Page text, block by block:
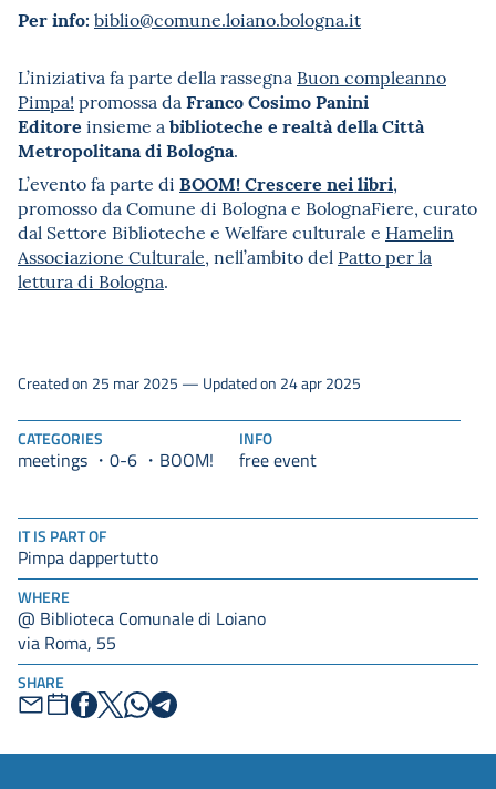
IT IS PART OF
Pimpa dappertutto
WHERE
@ Biblioteca Comunale di Loiano
via Roma, 55
SHARE
Per info: biblio@comune.loiano.bologna.it
L’iniziativa fa parte della rassegna Buon compleanno
Pimpa! promossa da Franco Cosimo Panini
Editore insieme a biblioteche e realtà della Città
Metropolitana di Bologna.
L’evento fa parte di BOOM! Crescere nei libri,
promosso da Comune di Bologna e BolognaFiere, curato
dal Settore Biblioteche e Welfare culturale e Hamelin
Associazione Culturale, nell’ambito del Patto per la
lettura di Bologna.
CATEGORIES
meetings 0-6 BOOM!
INFO
free event
Created on 25 mar 2025 — Updated on 24 apr 2025